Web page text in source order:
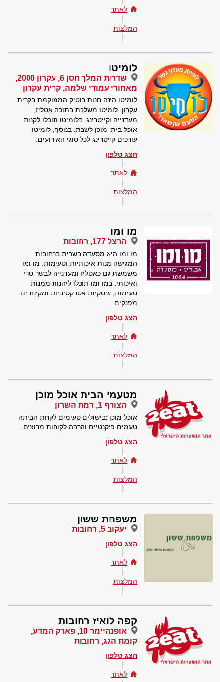
לאתר
המלצות
לומיטו
שדרות המלך חסן 6, עקרון 2000,
מאחורי עמודי שלמה, קרית עקרון
לומיטו הינה חנות בוטיק הממוקמת בקרית
עקרון. לומיטו משלבת בתוכה אטליז,
מעדנייה וקייטרינג. בלומיטו תוכלו לקנות
אוכל ביתי מוכן לשבת. בנוסף, לומיטו
עורכים קייטרינג לכל סוגי האירועים.
הצג טלפון
לאתר
המלצות
מו ומו
הרצל 177, רחובות
מו ומו היא מסעדה בשרית ברחובות
המגישה מנות איכותיות וטעימות. מו ומו
משמשת גם כאטליז ומעדנייה לבשר טרי
ואיכותי. במו ומו תוכלו ליהנות ממנות
טעימות, עיסקיות אטרקטיביות ומקינוחים
מפנקים.
הצג טלפון
לאתר
המלצות
מטעמי הבית אוכל מוכן
הצורף 1, רמת השרון
אוכל מוכן :בישולים טעימים לקחת הביתה
טעמים פיקנטיים והרבה לקוחות מרוצים.
הצג טלפון
לאתר
המלצות
משפחת ששון
יעקוב 5, רחובות
הצג טלפון
לאתר
המלצות
קפה לואיז רחובות
אופנהיימר 10, פארק המדע,
קומת הגג, רחובות
הצג טלפון
לאתר